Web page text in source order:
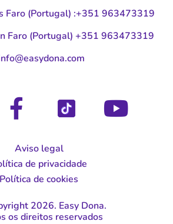
Faro (Portugal) :+351 963473319
Faro (Portugal) +351 963473319
Aviso legal
de privacidade
Política de cookies
2026. Easy Dona.
os direitos reservados